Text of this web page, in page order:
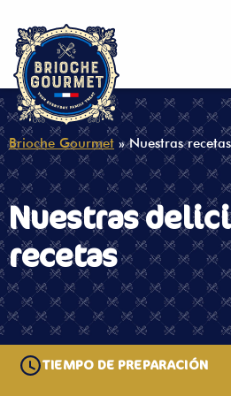
Saltar
al
contenido
Brioche Gourmet »Nuestras recetas
Nuestras
recetas
TIEMPO DE PREPARACIÓN